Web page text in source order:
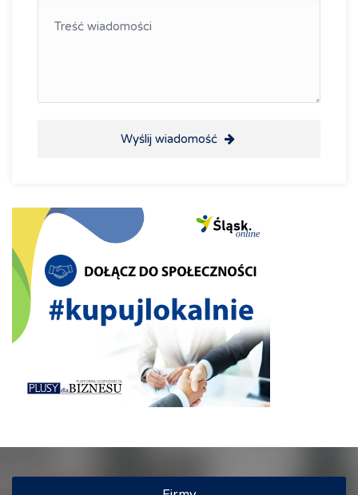
Wyślij wiadomość